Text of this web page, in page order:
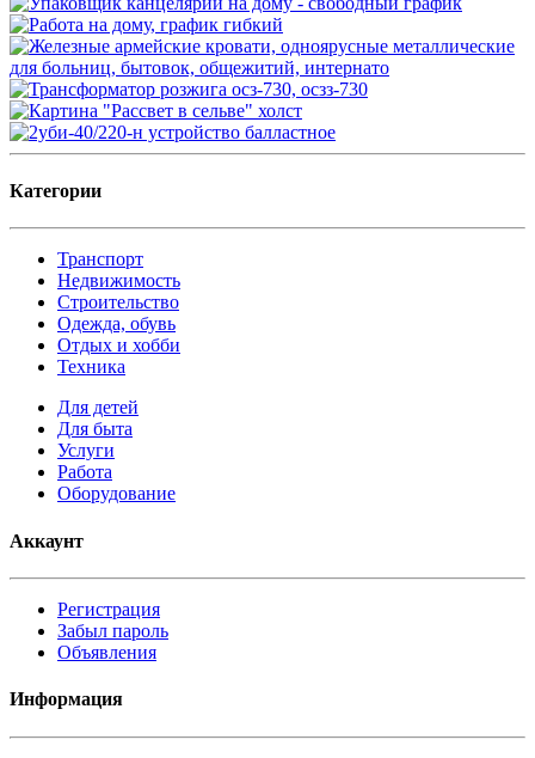
Категории
Транспорт
Недвижимость
Строительство
Одежда, обувь
Отдых и хобби
Техника
Для детей
Для быта
Услуги
Работа
Оборудование
Аккаунт
Регистрация
Забыл пароль
Объявления
Информация